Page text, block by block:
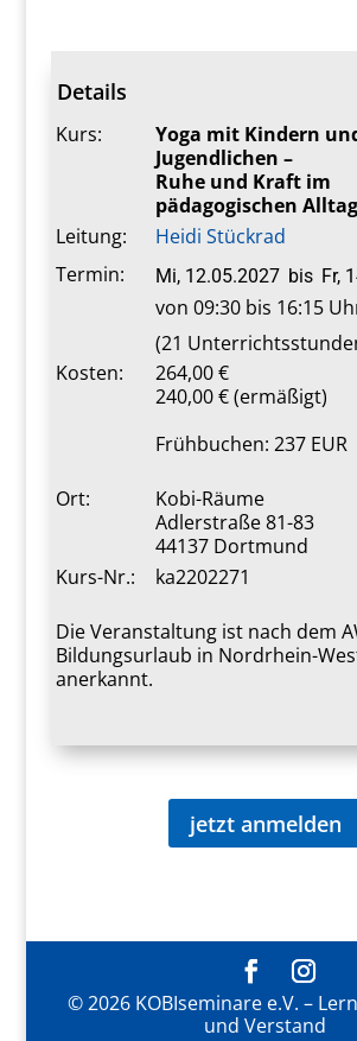
Details
Kurs:
Yoga mit Kindern
Jugendlichen –
Ruhe und Kraft im
pädagogischen Alltag
Leitung:
Heidi Stückrad
Termin:
Mi, 12.05.2027 bis Fr,
von 09:30 bis 16:15
(21
Kosten:
264,00 €
240,00 € (ermäßigt)
Frühbuchen: 237 EUR
Ort:
Kobi-Räume
Adlerstraße 81-83
44137 Dortmund
Kurs-Nr.:
ka2202271
Die Veranstaltung ist nach dem
Bildungsurlaub in Nordrhein-
anerkannt.
jetzt anmelden
© 2026 KOBIseminare e.V. –
und Verstand